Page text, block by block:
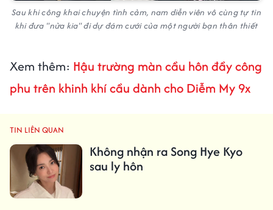
Sau khi công khai chuyện tình cảm, nam diễn viên vô cùng tự tin
khi đưa "nửa kia" đi dự đám cưới của một người bạn thân thiết
Xem thêm: Hậu trường màn cầu hôn đầy công
phu trên khinh khí cầu dành cho Diễm My 9x
TIN LIÊN QUAN
Không nhận ra Song Hye Kyo
sau ly hôn